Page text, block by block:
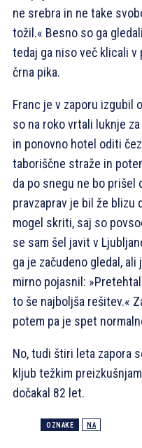
ne srebra in ne take
tožil.« Besno so ga
tedaj ga niso več klicali v
črna pika.
Franc je v zaporu izgubil
so na roko vrtali luknje
in ponovno hotel oditi
taboriščne straže in
da po snegu ne bo prišel
pravzaprav je bil že blizu
mogel skriti, saj so
se sam šel javit v
ga je začudeno gledal,
mirno pojasnil:
to še najboljša rešitev.«
potem pa je spet
No, tudi štiri leta zapora
kljub težkim
dočakal 82 let.
OZNAKE NA